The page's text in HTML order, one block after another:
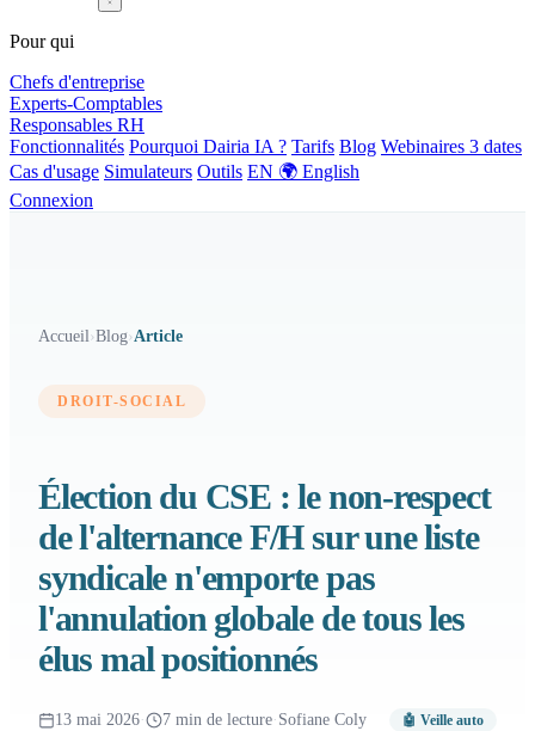
Pour qui
Chefs d'entreprise
Experts-Comptables
Responsables RH
Fonctionnalités Pourquoi Dairia IA ? Tarifs Blog Webinaires 3 dates
Cas d'usage Simulateurs Outils EN 🌍 English
Connexion
Accueil›Blog›Article
DROIT-SOCIAL
Élection du CSE : le non-respect
de l'alternance F/H sur une liste
syndicale n'emporte pas
l'annulation globale de tous les
élus mal positionnés
13 mai 2026· 7 min de lecture·Sofiane Coly 🤖 Veille auto